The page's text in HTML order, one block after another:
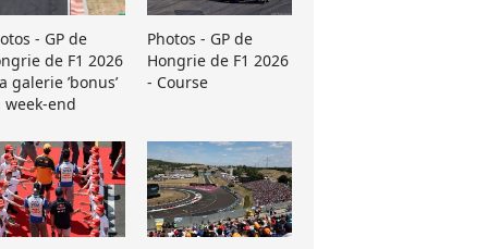
- GP de
de F1 2026
galerie ’bonus’
week-end
Photos - GP de
Hongrie de F1 2026
- Course